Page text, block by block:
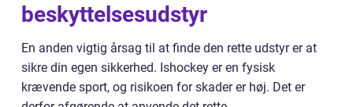
beskyttelsesudstyr
En anden vigtig årsag til at finde den rette udstyr er at
sikre din egen sikkerhed. Ishockey er en fysisk
krævende sport, og risikoen for skader er høj. Det er